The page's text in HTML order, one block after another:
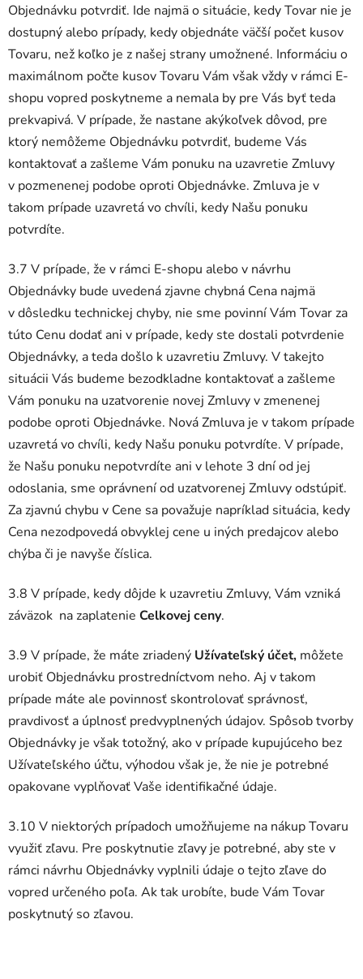
Objednávku potvrdiť. Ide najmä o situácie, kedy Tovar nie je
dostupný alebo prípady, kedy objednáte väčší počet kusov
Tovaru, než koľko je z našej strany umožnené. Informáciu o
maximálnom počte kusov Tovaru Vám však vždy v rámci E-
shopu vopred poskytneme a nemala by pre Vás byť teda
prekvapivá. V prípade, že nastane akýkoľvek dôvod, pre
ktorý nemôžeme Objednávku potvrdiť, budeme Vás
kontaktovať a zašleme Vám ponuku na uzavretie Zmluvy
v pozmenenej podobe oproti Objednávke. Zmluva je v
takom prípade uzavretá vo chvíli, kedy Našu ponuku
potvrdíte.
3.7 V prípade, že v rámci E-shopu alebo v návrhu
Objednávky bude uvedená zjavne chybná Cena najmä
v dôsledku technickej chyby, nie sme povinní Vám Tovar za
túto Cenu dodať ani v prípade, kedy ste dostali potvrdenie
Objednávky, a teda došlo k uzavretiu Zmluvy. V takejto
situácii Vás budeme bezodkladne kontaktovať a zašleme
Vám ponuku na uzatvorenie novej Zmluvy v zmenenej
podobe oproti Objednávke. Nová Zmluva je v takom prípade
uzavretá vo chvíli, kedy Našu ponuku potvrdíte. V prípade,
že Našu ponuku nepotvrdíte ani v lehote 3 dní od jej
odoslania, sme oprávnení od uzatvorenej Zmluvy odstúpiť.
Za zjavnú chybu v Cene sa považuje napríklad situácia, kedy
Cena nezodpovedá obvyklej cene u iných predajcov alebo
chýba či je navyše číslica.
3.8 V prípade, kedy dôjde k uzavretiu Zmluvy, Vám vzniká
záväzok na zaplatenie Celkovej ceny.
3.9 V prípade, že máte zriadený Užívateľský účet, môžete
urobiť Objednávku prostredníctvom neho. Aj v takom
prípade máte ale povinnosť skontrolovať správnosť,
pravdivosť a úplnosť predvyplnených údajov. Spôsob tvorby
Objednávky je však totožný, ako v prípade kupujúceho bez
Užívateľského účtu, výhodou však je, že nie je potrebné
opakovane vyplňovať Vaše identifikačné údaje.
3.10 V niektorých prípadoch umožňujeme na nákup Tovaru
využiť zľavu. Pre poskytnutie zľavy je potrebné, aby ste v
rámci návrhu Objednávky vyplnili údaje o tejto zľave do
vopred určeného poľa. Ak tak urobíte, bude Vám Tovar
poskytnutý so zľavou.